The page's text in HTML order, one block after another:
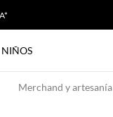
NIÑOS
Merchand y artesanía